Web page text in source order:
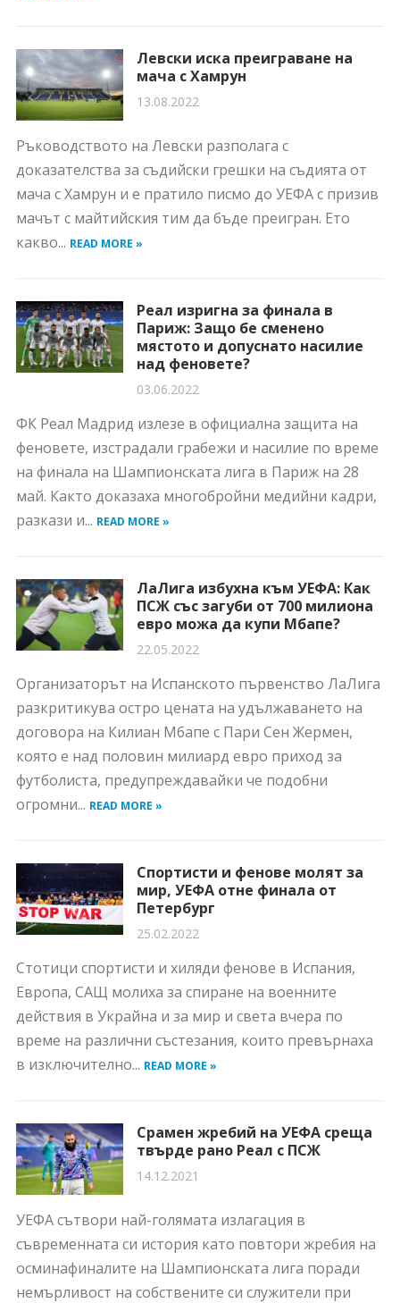
Левски иска преиграване на
мача с Хамрун
13.08.2022
Ръководството на Левски разполага с
доказателства за съдийски грешки на съдията от
мача с Хамрун и е пратило писмо до УЕФА с призив
мачът с майтийския тим да бъде преигран. Ето
какво... READ MORE »
Реал изригна за финала в
Париж: Защо бе сменено
мястото и допуснато насилие
над феновете?
03.06.2022
ФК Реал Мадрид излезе в официална защита на
феновете, изстрадали грабежи и насилие по време
на финала на Шампионската лига в Париж на 28
май. Както доказаха многобройни медийни кадри,
разкази и... READ MORE »
ЛаЛига избухна към УЕФА: Как
ПСЖ със загуби от 700 милиона
евро можа да купи Мбапе?
22.05.2022
Организаторът на Испанското първенство ЛаЛига
разкритикува остро цената на удължаването на
договора на Килиан Мбапе с Пари Сен Жермен,
която е над половин милиард евро приход за
футболиста, предупреждавайки че подобни
огромни... READ MORE »
Спортисти и фенове молят за
мир, УЕФА отне финала от
Петербург
25.02.2022
Стотици спортисти и хиляди фенове в Испания,
Европа, САЩ молиха за спиране на военните
действия в Украйна и за мир и света вчера по
време на различни състезания, които превърнаха
в изключително... READ MORE »
Срамен жребий на УЕФА среща
твърде рано Реал с ПСЖ
14.12.2021
УЕФА сътвори най-голямата излагация в
съвременната си история като повтори жребия на
осминафиналите на Шампионската лига поради
немърливост на собствените си служители при